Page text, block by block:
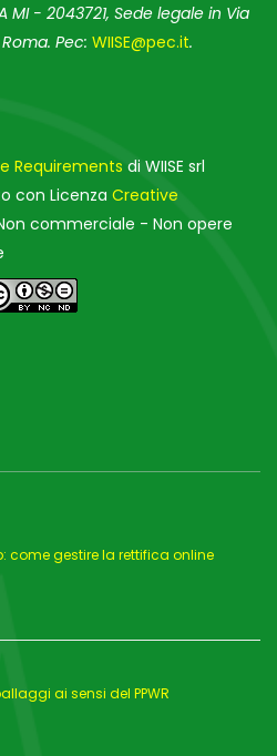
MI - 2043721, Sede legale in Via
Pec: WIISE@pec.it.
Requirements di WIISE srl
con Licenza Creative
commerciale - Non opere
come gestire la rettifica online
ai sensi del PPWR